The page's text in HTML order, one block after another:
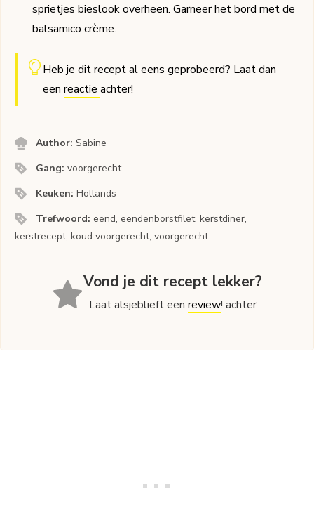
sprietjes bieslook overheen. Garneer het bord met de
balsamico crème.
Heb je dit recept al eens geprobeerd? Laat dan
een reactie achter!
Author:Sabine
Gang:voorgerecht
Keuken:Hollands
Trefwoord: eend, eendenborstfilet, kerstdiner,
kerstrecept, koud voorgerecht, voorgerecht
Vond je dit recept lekker?
Laat alsjeblieft eenreview! achter